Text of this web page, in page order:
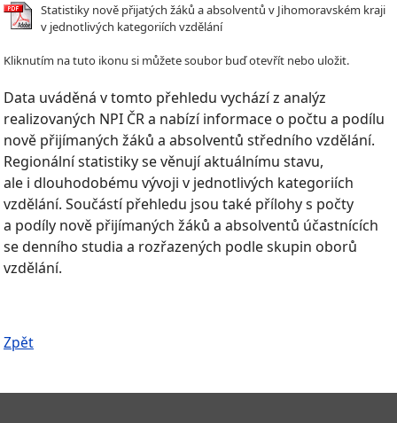
Statistiky nově přijatých žáků a absolventů v Jihomoravském kraji
v jednotlivých kategoriích vzdělání
Kliknutím na tuto ikonu si můžete soubor buď otevřít nebo uložit.
Data uváděná v tomto přehledu vychází z analýz
realizovaných NPI ČR a nabízí informace o počtu a podílu
nově přijímaných žáků a absolventů středního vzdělání.
Regionální statistiky se věnují aktuálnímu stavu,
ale i dlouhodobému vývoji v jednotlivých kategoriích
vzdělání. Součástí přehledu jsou také přílohy s počty
a podíly nově přijímaných žáků a absolventů účastnících
se denního studia a rozřazených podle skupin oborů
vzdělání.
Zpět